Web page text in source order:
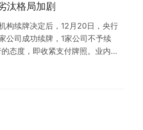
汰格局加剧
构续牌决定后，12月20日，央行
公司成功续牌，1家公司不予续
态度，即收紧支付牌照。业内人
来越高。 52家企业第三批续牌